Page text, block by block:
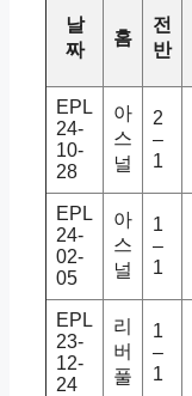
날
짜
홈
전
반
EPL
24-
10-
28
아
스
널
2
–
1
EPL
24-
02-
05
아
스
널
1
–
1
EPL
23-
12-
24
리
버
풀
1
–
1